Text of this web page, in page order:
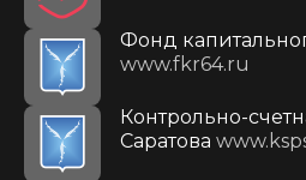
Фонд
www.fkr64.ru
Контрольно-
Саратова